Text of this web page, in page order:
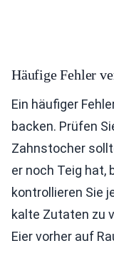
Häufige Fehler
Ein häufiger
backen. Prüfen
Zahnstocher
er noch Teig hat,
kontrollieren Sie
kalte Zutaten zu
Eier vorher auf